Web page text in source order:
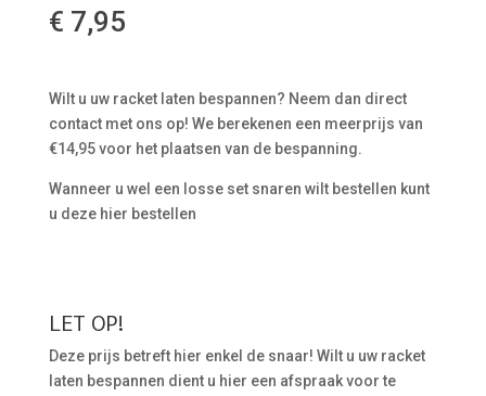
€ 7,95
Wilt u uw racket laten bespannen? Neem dan direct
contact met ons op! We berekenen een meerprijs van
€14,95 voor het plaatsen van de bespanning.
Wanneer u wel een losse set snaren wilt bestellen kunt
u deze hier bestellen
LET OP!
Deze prijs betreft hier enkel de snaar! Wilt u uw racket
laten bespannen dient u hier een afspraak voor te